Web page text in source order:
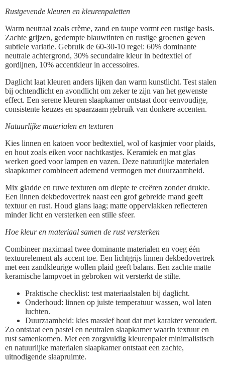
Rustgevende kleuren en kleurenpaletten
Warm neutraal zoals crème, zand en taupe vormt een rustige basis.
Zachte grijzen, gedempte blauwtinten en rustige groenen geven
subtiele variatie. Gebruik de 60-30-10 regel: 60% dominante
neutrale achtergrond, 30% secundaire kleur in bedtextiel of
gordijnen, 10% accentkleur in accessoires.
Daglicht laat kleuren anders lijken dan warm kunstlicht. Test stalen
bij ochtendlicht en avondlicht om zeker te zijn van het gewenste
effect. Een serene kleuren slaapkamer ontstaat door eenvoudige,
consistente keuzes en spaarzaam gebruik van donkere accenten.
Natuurlijke materialen en texturen
Kies linnen en katoen voor bedtextiel, wol of kasjmier voor plaids,
en hout zoals eiken voor nachtkastjes. Keramiek en mat glas
werken goed voor lampen en vazen. Deze natuurlijke materialen
slaapkamer combineert ademend vermogen met duurzaamheid.
Mix gladde en ruwe texturen om diepte te creëren zonder drukte.
Een linnen dekbedovertrek naast een grof gebreide mand geeft
textuur en rust. Houd glans laag; matte oppervlakken reflecteren
minder licht en versterken een stille sfeer.
Hoe kleur en materiaal samen de rust versterken
Combineer maximaal twee dominante materialen en voeg één
textuurelement als accent toe. Een lichtgrijs linnen dekbedovertrek
met een zandkleurige wollen plaid geeft balans. Een zachte matte
keramische lampvoet in gebroken wit versterkt de stilte.
Praktische checklist: test materiaalstalen bij daglicht.
Onderhoud: linnen op juiste temperatuur wassen, wol laten
luchten.
Duurzaamheid: kies massief hout dat met karakter veroudert.
Zo ontstaat een pastel en neutralen slaapkamer waarin textuur en
rust samenkomen. Met een zorgvuldig kleurenpalet minimalistisch
en natuurlijke materialen slaapkamer ontstaat een zachte,
uitnodigende slaapruimte.